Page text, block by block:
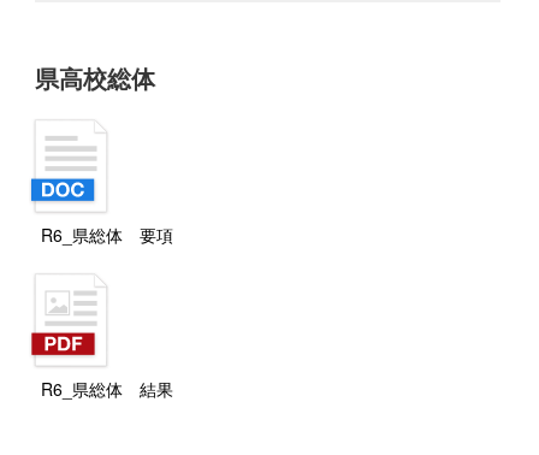
県高校総体
R6_県総体 要項
R6_県総体 結果